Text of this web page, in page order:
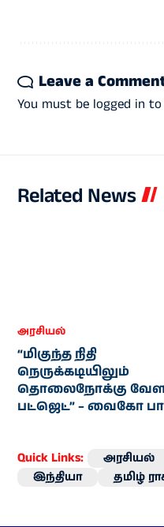
Leave a
You must be logged in to
Related News
அரசியல்
“மிகுந்த நிதி
நெருக்கடியிலும்
தொலைநோக்கு
பட்ஜெட்” – வைகோ
Quick Links: அரசியல்
இந்தியா
தமிழ்